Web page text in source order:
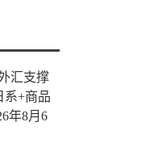
汇支撑
系+商品
年8月6